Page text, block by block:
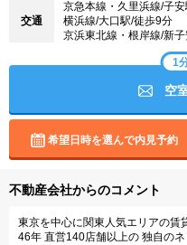
交通
京急本線・久里浜線/子
横浜線/大口駅/徒歩9分
京浜東北線・根岸線/新
1
空
希望日時を選んで内見予約
不動産会社からのコメント
東京を中心に関東人気エリアの賃
46年 直営140店舗以上の 独自の